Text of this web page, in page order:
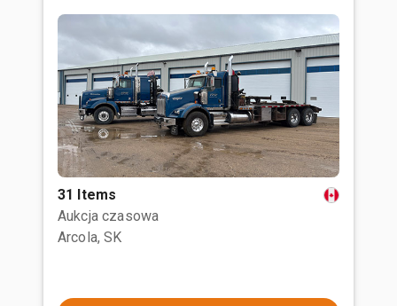
31 Items
Aukcja czasowa
Arcola, SK